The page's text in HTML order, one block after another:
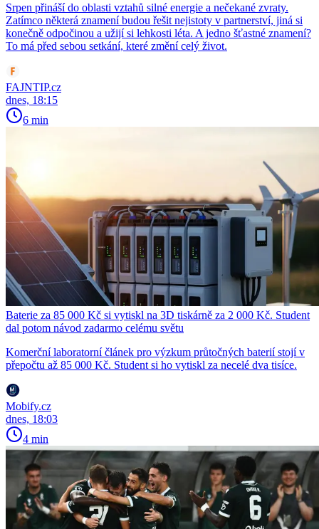
Srpen přináší do oblasti vztahů silné energie a nečekané zvraty.
Zatímco některá znamení budou řešit nejistoty v partnerství, jiná si
konečně odpočinou a užijí si lehkosti léta. A jedno šťastné znamení?
To má před sebou setkání, které změní celý život.
FAJNTIP.cz
dnes, 18:15
6 min
Baterie za 85 000 Kč si vytiskl na 3D tiskárně za 2 000 Kč. Student
dal potom návod zadarmo celému světu
Komerční laboratorní článek pro výzkum průtočných baterií stojí v
přepočtu až 85 000 Kč. Student si ho vytiskl za necelé dva tisíce.
Mobify.cz
dnes, 18:03
4 min